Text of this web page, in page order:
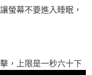
螢幕不要進入睡眠，
，上限是一秒六十下